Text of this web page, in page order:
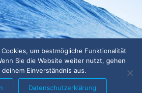
um bestmögliche Funktionalität
Sie die Website weiter nutzt, gehen
Einverständnis aus.
Datenschutzerklärung